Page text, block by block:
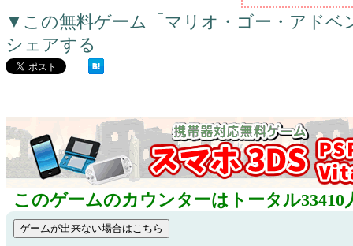
▼この無料ゲーム「マリオ・ゴー・アドベ
シェアする
このゲームのカウンターはトータル33410